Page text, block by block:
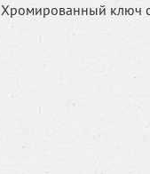
Хромированный ключ